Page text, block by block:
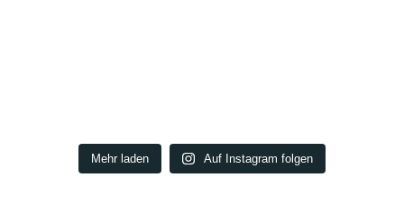
Mehr laden Auf Instagram folgen